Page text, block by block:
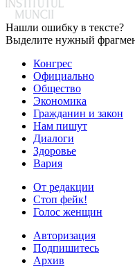
Нашли ошибку в тексте?
Выделите нужный
Конгрес
Официально
Общество
Экономика
Гражданин и закон
Нам пишут
Диалоги
Здоровье
Вария
От редакции
Стоп фейк!
Голос женщин
Авторизация
Подпишитесь
Архив